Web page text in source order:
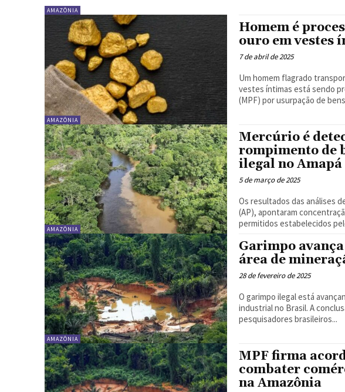
AMAZÔNIA
AMAZÔNIA
Homem é
ouro em vestes
7 de abril de 2025
Um homem flagrado
vestes íntimas está sendo
(MPF) por usurpação de
AMAZÔNIA
Mercúrio é
rompimento de
ilegal no Amapá
5 de março de 2025
Os resultados das análises
(AP), apontaram
permitidos estabelecidos
AMAZÔNIA
Garimpo
área de
28 de fevereiro de 2025
O garimpo ilegal está
industrial no Brasil. A
pesquisadores brasileiros...
MPF firma
combater
na Amazônia